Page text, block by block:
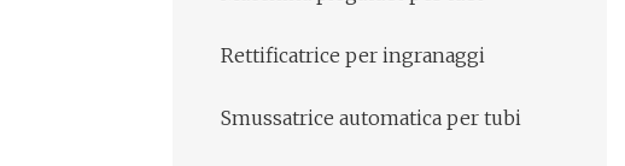
Rettificatrice per ingranaggi
Smussatrice automatica per tubi